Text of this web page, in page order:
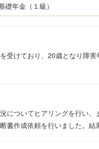
礎年金（１級）
受けており、20歳となり障
についてヒアリングを行い
書作成依頼を行いました。